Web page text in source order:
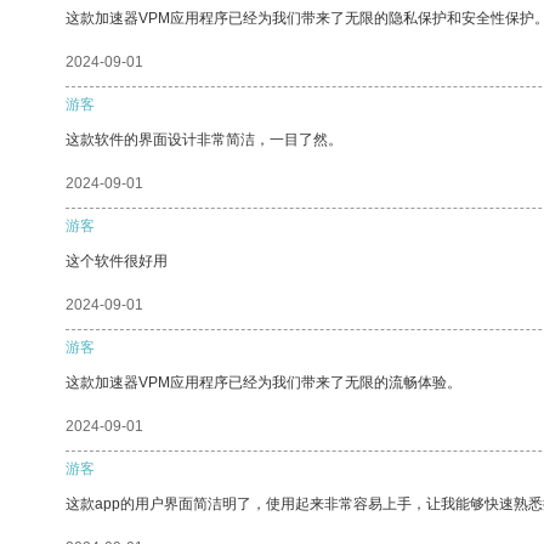
这款加速器VPM应用程序已经为我们带来了无限的隐私保护和安全性保护。
2024-09-01
游客
这款软件的界面设计非常简洁，一目了然。
2024-09-01
游客
这个软件很好用
2024-09-01
游客
这款加速器VPM应用程序已经为我们带来了无限的流畅体验。
2024-09-01
游客
这款app的用户界面简洁明了，使用起来非常容易上手，让我能够快速熟悉